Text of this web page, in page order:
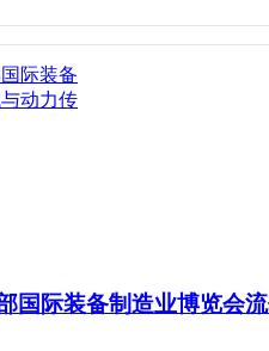
国际装备制造业博览会